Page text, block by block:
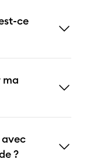
ce
ma
?